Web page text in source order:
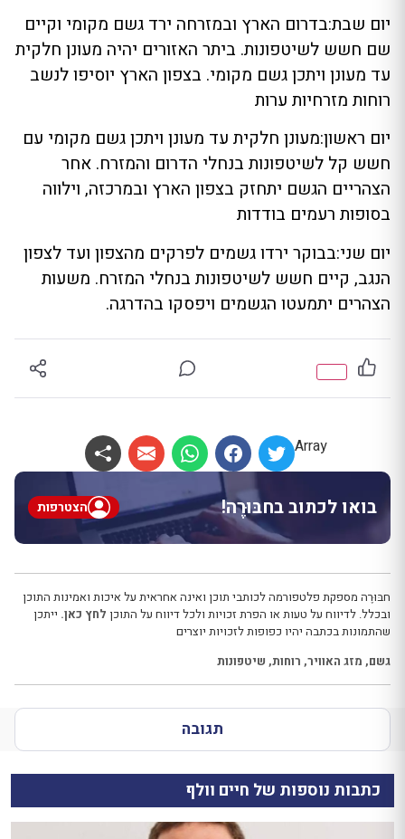
יום שבת:בדרום הארץ ובמזרחה ירד גשם מקומי וקיים
שם חשש לשיטפונות. ביתר האזורים יהיה מעונן חלקית
עד מעונן ויתכן גשם מקומי. בצפון הארץ יוסיפו לנשב
רוחות מזרחיות ערות
יום ראשון:מעונן חלקית עד מעונן ויתכן גשם מקומי עם
חשש קל לשיטפונות בנחלי הדרום והמזרח. אחר
הצהריים הגשם יתחזק בצפון הארץ ובמרכזה, וילווה
בסופות רעמים בודדות
יום שני:בבוקר ירדו גשמים לפרקים מהצפון ועד לצפון
הנגב, קיים חשש לשיטפונות בנחלי המזרח. משעות
הצהרים יתמעטו הגשמים ויפסקו בהדרגה.
Array
בואו לכתוב בחבּוּרֶה! הצטרפות
חבּוּרֶה מספקת פלטפורמה לכותבי תוכן ואינה אחראית על איכות ואמינות התוכן
ובכלל. לדיווח על טעות או הפרת זכויות ולכל דיווח על התוכן לחץ כאן. ייתכן
שהתמונות בכתבה יהיו כפופות לזכויות יוצרים
גשם, מזג האוויר, רוחות, שיטפונות
תגובה
כתבות נוספות של חיים וולף